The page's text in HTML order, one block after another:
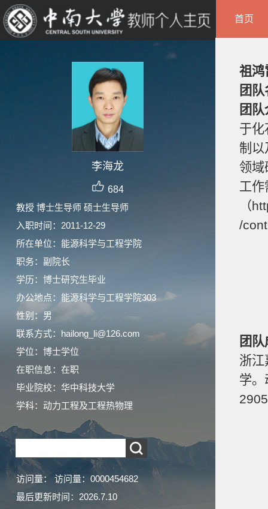
李海龙
684
教授 博士生导师 硕士生导师
入职时间：2011-12-29
所在单位：能源科学与工程学院
职务：副院长
学历：博士研究生毕业
办公地点：能源科学与工程学院303
性别：男
联系方式：hailong_li@126.com
学位：博士学位
在职信息：在职
毕业院校：华中科技大学
学科：动力工程及工程热物理
访问量： 访问量： 0000454682
最后更新时间： 2026.7.10
首页
祖鸿
团
团
于化
制以
领域
工作
（
/
团
浙江
学。